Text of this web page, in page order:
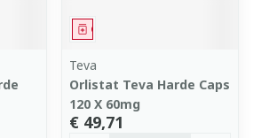
Geneesmiddel
Teva
Orlistat Teva Harde Caps
120 X 60mg
€ 49,71